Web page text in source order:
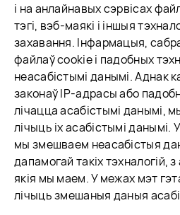
і на анлайнавых сэрвісах
тэгі, вэб-маякі і іншыя
захавання. Інфармацыя,
файлаў cookie і падобных
неасабістымі данымі. Аднак
законаў IP-адрасы або
лічацца асабістымі данымі,
лічыць іх асабістымі
мы змешваем неасабістыя
дапамогай такіх тэхналогій,
якія мы маем. У межах мэт
лічыць змешаныя даныя